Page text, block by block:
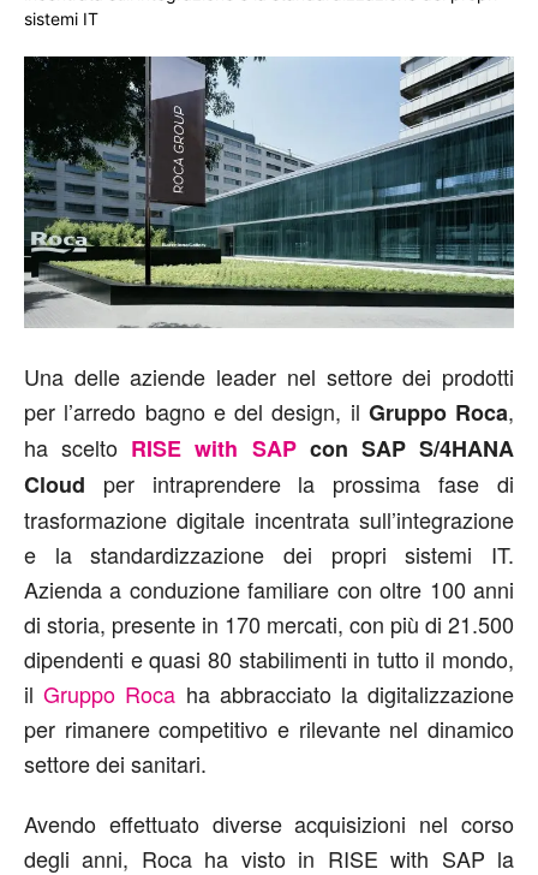
sistemi IT
Una delle aziende leader nel settore dei prodotti
per l’arredo bagno e del design, il Gruppo Roca,
ha scelto RISE with SAPcon SAP S/4HANA
Cloud per intraprendere la prossima fase di
trasformazione digitale incentrata sull’integrazione
e la standardizzazione dei propri sistemi IT.
Azienda a conduzione familiare con oltre 100 anni
di storia, presente in 170 mercati, con più di 21.500
dipendenti e quasi 80 stabilimenti in tutto il mondo,
ilGruppo Roca ha abbracciato la digitalizzazione
per rimanere competitivo e rilevante nel dinamico
settore dei sanitari.
Avendo effettuato diverse acquisizioni nel corso
degli anni, Roca ha visto in RISE with SAP la